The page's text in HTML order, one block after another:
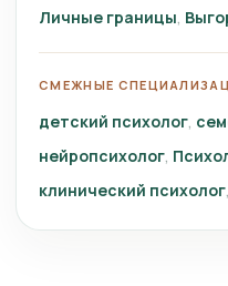
Личные границы
СМЕЖНЫЕ
детский психолог
нейропсихолог
клинический психолог